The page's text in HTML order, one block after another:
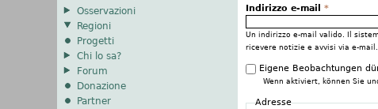
Indirizzo e-mail *
Un indirizzo e-mail valido. Il
ricevere notizie e avvisi via e-mail.
Eigene Beobachtungen
Wenn aktiviert, können Sie
Adresse
Osservazioni
Regioni
Progetti
Chi lo sa?
Forum
Donazione
Partner